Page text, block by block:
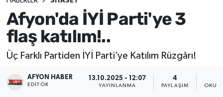
Afyon'da İYİ Parti'ye 3
flaş katılım!..
Üç Farklı Partiden İYİ Parti’ye Katılım Rüzgârı!
AFYON HABER
EDITÖR
13.10.2025 - 12:07
YAYINLANMA
4
PAYLAŞIM
Sağlık
Eğitim